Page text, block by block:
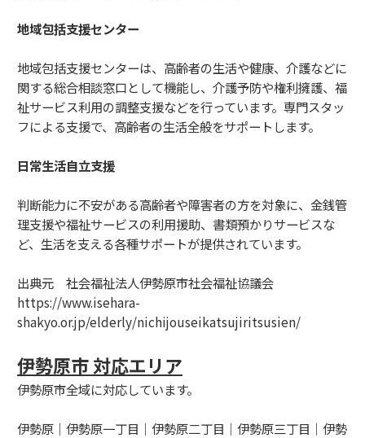
地域包括支援センター
地域包括支援センターは、高齢者の生活や健康、介護などに
関する総合相談窓口として機能し、介護予防や権利擁護、福
祉サービス利用の調整支援などを行っています。専門スタッ
フによる支援で、高齢者の生活全般をサポートします。
日常生活自立支援
判断能力に不安がある高齢者や障害者の方を対象に、金銭管
理支援や福祉サービスの利用援助、書類預かりサービスな
ど、生活を支える各種サポートが提供されています。
出典元 社会福祉法人伊勢原市社会福祉協議会
https://www.isehara-
shakyo.or.jp/elderly/nichijouseikatsujiritsusien/
伊勢原市 対応エリア
伊勢原市全域に対応しています。
伊勢原｜伊勢原一丁目｜伊勢原二丁目｜伊勢原三丁目｜伊勢